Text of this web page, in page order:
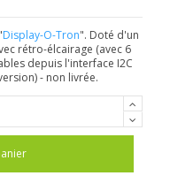
Display-O-Tron". Doté d'un
rétro-élcairage (avec 6
depuis l'interface I2C
- non livrée.